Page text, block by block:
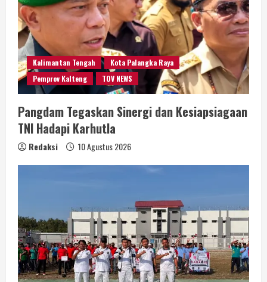
Kalimantan Tengah
Kota Palangka Raya
Pemprov Kalteng
TOV NEWS
Pangdam Tegaskan Sinergi dan Kesiapsiagaan
TNI Hadapi Karhutla
Redaksi 10 Agustus 2026